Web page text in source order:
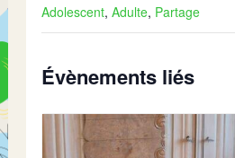
Adolescent,Adulte, Partage
Évènements liés